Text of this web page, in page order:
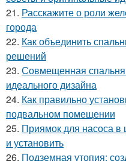
21. Расскажите о роли
города
22. Как объединить
решений
23. Совмещенная спальня
идеального дизайна
24. Как правильно
подвальном помещении
25. Приямок для насоса в
и установить
26. Подземная утопия: